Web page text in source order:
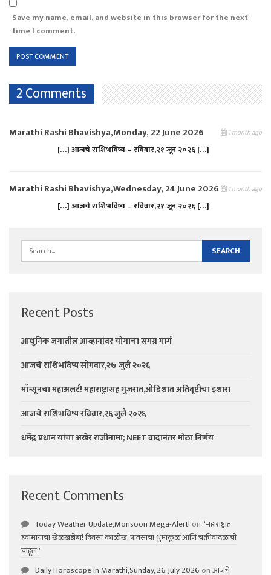
Save my name, email, and website in this browser for the next
time I comment.
2 Comments
Marathi Rashi Bhavishya,Monday, 22 June 2026 1 month ago
[…] आजचे राशिभविष्य – रविवार,२१ जून २०२६ […]
Marathi Rashi Bhavishya,Wednesday, 24 June 2026 1 month ago
[…] आजचे राशिभविष्य – रविवार,२१ जून २०२६ […]
Recent Posts
आधुनिक जगातील आव्हानांवर योगाचा समग्र मार्ग
आजचे राशिभविष्य सोमवार,२७ जुलै २०२६
मॉन्सूनचा महाअलर्ट! महाराष्ट्रासह गुजरात,ओडिशात अतिवृष्टीचा इशारा
आजचे राशिभविष्य रविवार,२६ जुलै २०२६
धर्मेंद्र प्रधान यांचा अखेर राजीनामा; NEET वादानंतर मोठा निर्णय
Recent Comments
Today Weather Update,Monsoon Mega-Alert! on“महाराष्ट्रात
हवामानाचा खेळखंडोबा! दिवसा काळोख, पावसाचा धुमाकूळ आणि चक्रीवादळाची
चाहूल”
Daily Horoscope in Marathi,Sunday, 26 July 2026 onआजचे